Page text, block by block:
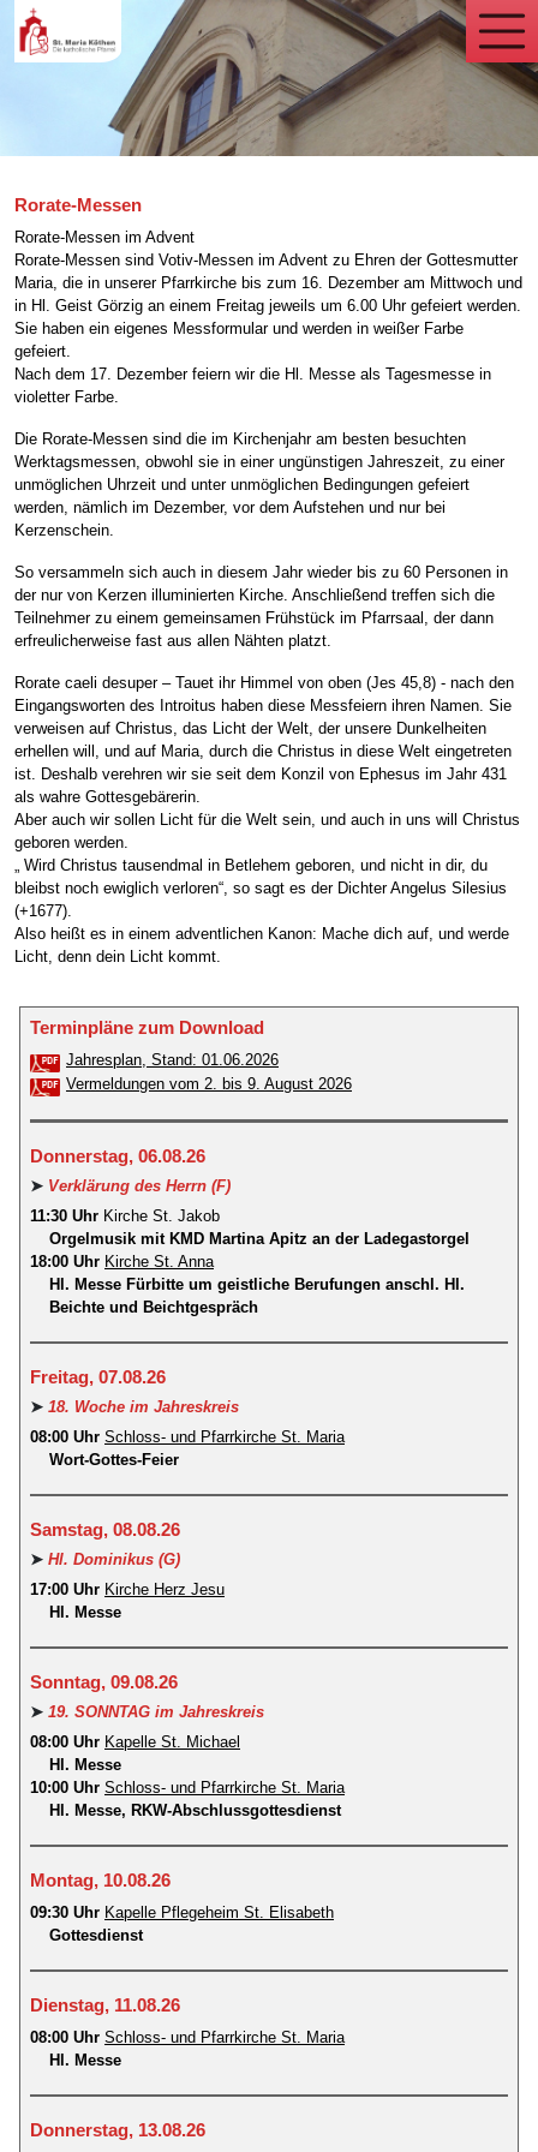
Rorate-Messen
Rorate-Messen im Advent
Rorate-Messen sind Votiv-Messen im Advent zu Ehren der Gottesmutter
Maria, die in unserer Pfarrkirche bis zum 16. Dezember am Mittwoch und
in Hl. Geist Görzig an einem Freitag jeweils um 6.00 Uhr gefeiert werden.
Sie haben ein eigenes Messformular und werden in weißer Farbe
gefeiert.
Nach dem 17. Dezember feiern wir die Hl. Messe als Tagesmesse in
violetter Farbe.
Die Rorate-Messen sind die im Kirchenjahr am besten besuchten
Werktagsmessen, obwohl sie in einer ungünstigen Jahreszeit, zu einer
unmöglichen Uhrzeit und unter unmöglichen Bedingungen gefeiert
werden, nämlich im Dezember, vor dem Aufstehen und nur bei
Kerzenschein.
So versammeln sich auch in diesem Jahr wieder bis zu 60 Personen in
der nur von Kerzen illuminierten Kirche. Anschließend treffen sich die
Teilnehmer zu einem gemeinsamen Frühstück im Pfarrsaal, der dann
erfreulicherweise fast aus allen Nähten platzt.
Rorate caeli desuper – Tauet ihr Himmel von oben (Jes 45,8) - nach den
Eingangsworten des Introitus haben diese Messfeiern ihren Namen. Sie
verweisen auf Christus, das Licht der Welt, der unsere Dunkelheiten
erhellen will, und auf Maria, durch die Christus in diese Welt eingetreten
ist. Deshalb verehren wir sie seit dem Konzil von Ephesus im Jahr 431
als wahre Gottesgebärerin.
Aber auch wir sollen Licht für die Welt sein, und auch in uns will Christus
geboren werden.
„ Wird Christus tausendmal in Betlehem geboren, und nicht in dir, du
bleibst noch ewiglich verloren“, so sagt es der Dichter Angelus Silesius
(+1677).
Also heißt es in einem adventlichen Kanon: Mache dich auf, und werde
Licht, denn dein Licht kommt.
Terminpläne zum Download
Jahresplan, Stand: 01.06.2026
Vermeldungen vom 2. bis 9. August 2026
Donnerstag, 06.08.26
➤ Verklärung des Herrn (F)
11:30 Uhr Kirche St. Jakob
Orgelmusik mit KMD Martina Apitz an der Ladegastorgel
18:00 Uhr Kirche St. Anna
Hl. Messe Fürbitte um geistliche Berufungen anschl. Hl.
Beichte und Beichtgespräch
Freitag, 07.08.26
➤ 18. Woche im Jahreskreis
08:00 Uhr Schloss- und Pfarrkirche St. Maria
Wort-Gottes-Feier
Samstag, 08.08.26
➤ Hl. Dominikus (G)
17:00 Uhr Kirche Herz Jesu
Hl. Messe
Sonntag, 09.08.26
➤ 19. SONNTAG im Jahreskreis
08:00 Uhr Kapelle St. Michael
Hl. Messe
10:00 Uhr Schloss- und Pfarrkirche St. Maria
Hl. Messe, RKW-Abschlussgottesdienst
Montag, 10.08.26
09:30 Uhr Kapelle Pflegeheim St. Elisabeth
Gottesdienst
Dienstag, 11.08.26
08:00 Uhr Schloss- und Pfarrkirche St. Maria
Hl. Messe
Donnerstag, 13.08.26